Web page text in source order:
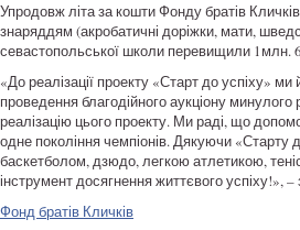
Упродовж літа за кошти Фонду братів
знаряддям (акробатичні доріжки, мати,
севастопольської школи перевищили 1млн.
«До реалізації проекту «Старт до успіху»
проведення благодійного аукціону
реалізацію цього проекту. Ми раді, що
одне покоління чемпіонів. Дякуючи «Старту
баскетболом, дзюдо, легкою атлетикою,
інструмент досягнення життєвого успіху!»,
Фонд братів Кличків